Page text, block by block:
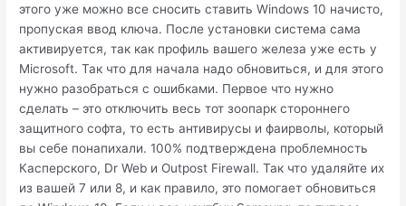
этого уже можно все сносить ставить Windows 10 начисто,
пропуская ввод ключа. После установки система сама
активируется, так как профиль вашего железа уже есть у
Microsoft. Так что для начала надо обновиться, и для этого
нужно разобраться с ошибками. Первое что нужно
сделать – это отключить весь тот зоопарк стороннего
защитного софта, то есть антивирусы и фаирволы, который
вы себе понапихали. 100% подтверждена проблемность
Касперского, Dr Web и Outpost Firewall. Так что удаляйте их
из вашей 7 или 8, и как правило, это помогает обновиться